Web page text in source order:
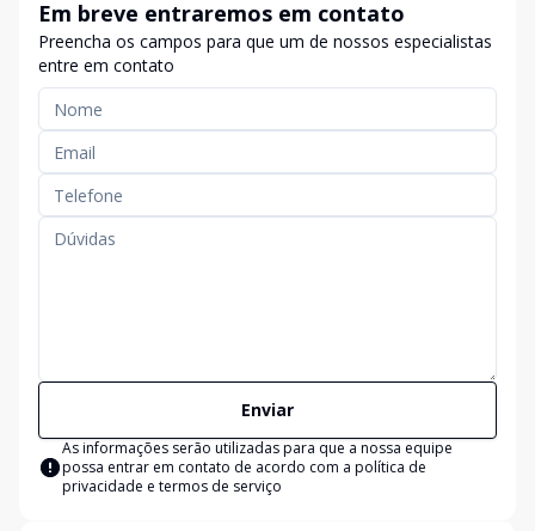
Em breve entraremos em contato
Preencha os campos para que um de nossos especialistas
entre em contato
Enviar
As informações serão utilizadas para que a nossa equipe
possa entrar em contato de acordo com a política de
privacidade e termos de serviço